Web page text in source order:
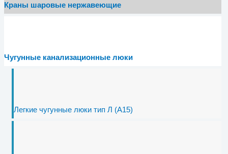
Краны шаровые нержавеющие
Чугунные канализационные люки
Легкие чугунные люки тип Л (A15)